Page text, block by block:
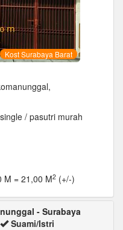
Kost Surabaya Barat
/ pasutri murah
M = 21,00 M2 (+/-)
- Surabaya
Suami/Istri